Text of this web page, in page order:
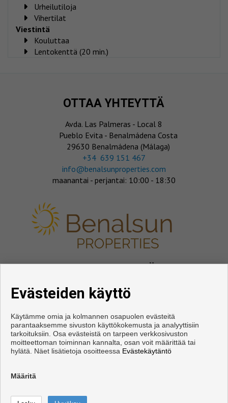
Urheilutiloja
Vihertilat
Viestintä
Kouluttaa
Lentokenttä (20 min.)
OTTAA YHTEYTTÄ
Avda. Las Palmeras - Local 8
Pueblo Evita - Benalmádena Costa
29630 Benalmádena (Málaga)
‎+34 639 151 467
info@benalsunproperties.com
maanantai - perjantai: 10:00 - 18:30
Käyttöehdot
Evästeiden käyttö
Käytämme omia ja kolmannen osapuolen evästeitä
parantaaksemme sivuston käyttökokemusta ja analyyttisiin
tarkoituksiin. Osa evästeistä on tarpeen verkkosivuston
moitteettoman toiminnan kannalta, osan voit määrittää tai
hylätä. Näet lisätietoja osoitteessa Evästekäytäntö
Määritä